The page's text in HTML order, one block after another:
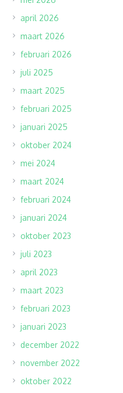
april 2026
maart 2026
februari 2026
juli 2025
maart 2025
februari 2025
januari 2025
oktober 2024
mei 2024
maart 2024
februari 2024
januari 2024
oktober 2023
juli 2023
april 2023
maart 2023
februari 2023
januari 2023
december 2022
november 2022
oktober 2022